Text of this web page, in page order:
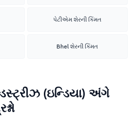
પેટીએમ શેરની કિંમત
Bhel શેરની કિંમત
(ઇન્ડિયા) અંગે